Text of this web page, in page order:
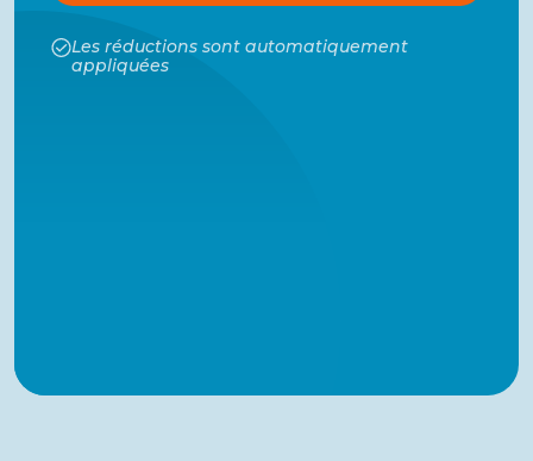
Les réductions sont automatiquement
appliquées